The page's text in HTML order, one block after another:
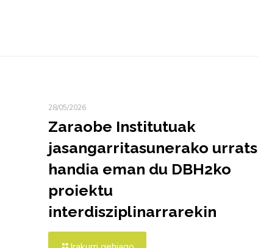
28/05/2026
Zaraobe Institutuak
jasangarritasunerako urrats
handia eman du DBH2ko
proiektu
interdisziplinarrarekin